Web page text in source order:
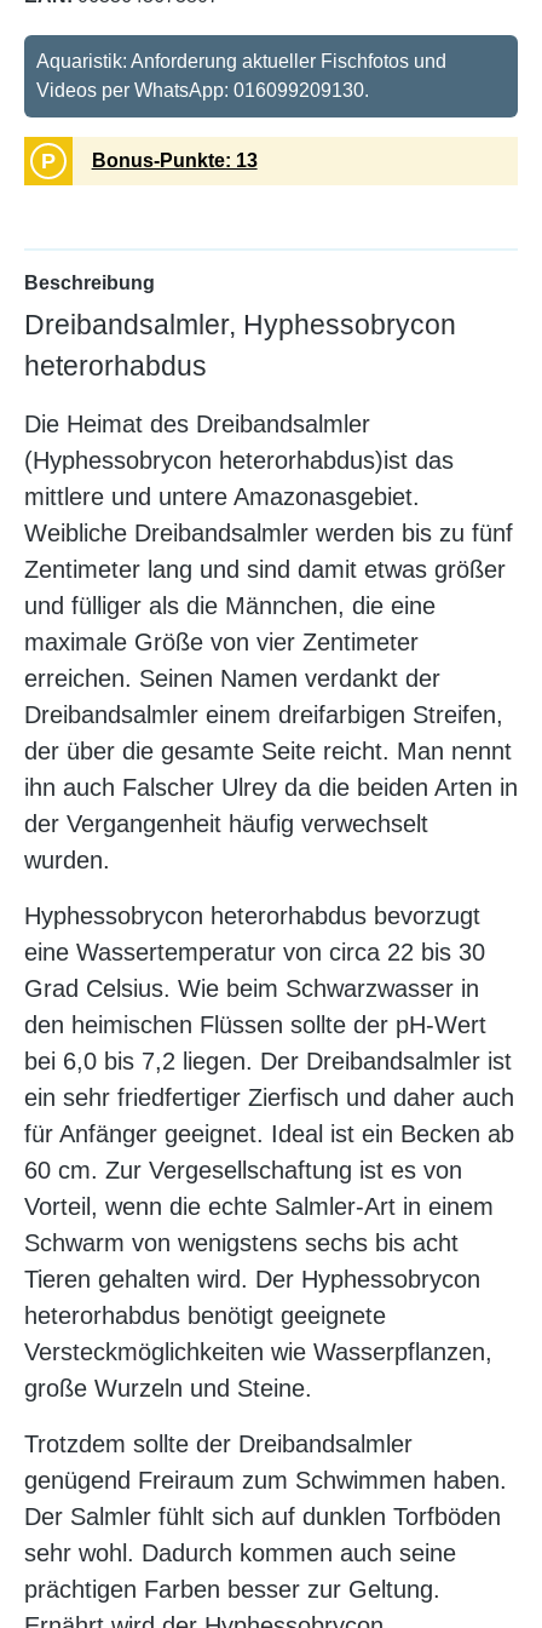
Aquaristik: Anforderung aktueller Fischfotos und
Videos per WhatsApp: 016099209130.
P Bonus-Punkte: 13
Beschreibung
Dreibandsalmler, Hyphessobrycon
heterorhabdus
Die Heimat des Dreibandsalmler
(Hyphessobrycon heterorhabdus)ist das
mittlere und untere Amazonasgebiet.
Weibliche Dreibandsalmler werden bis zu fünf
Zentimeter lang und sind damit etwas größer
und fülliger als die Männchen, die eine
maximale Größe von vier Zentimeter
erreichen. Seinen Namen verdankt der
Dreibandsalmler einem dreifarbigen Streifen,
der über die gesamte Seite reicht. Man nennt
ihn auch Falscher Ulrey da die beiden Arten in
der Vergangenheit häufig verwechselt
wurden.
Hyphessobrycon heterorhabdus bevorzugt
eine Wassertemperatur von circa 22 bis 30
Grad Celsius. Wie beim Schwarzwasser in
den heimischen Flüssen sollte der pH-Wert
bei 6,0 bis 7,2 liegen. Der Dreibandsalmler ist
ein sehr friedfertiger Zierfisch und daher auch
für Anfänger geeignet. Ideal ist ein Becken ab
60 cm. Zur Vergesellschaftung ist es von
Vorteil, wenn die echte Salmler-Art in einem
Schwarm von wenigstens sechs bis acht
Tieren gehalten wird. Der Hyphessobrycon
heterorhabdus benötigt geeignete
Versteckmöglichkeiten wie Wasserpflanzen,
große Wurzeln und Steine.
Trotzdem sollte der Dreibandsalmler
genügend Freiraum zum Schwimmen haben.
Der Salmler fühlt sich auf dunklen Torfböden
sehr wohl. Dadurch kommen auch seine
prächtigen Farben besser zur Geltung.